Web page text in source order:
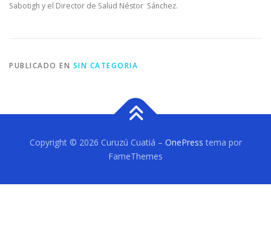
Sabotigh y el Director de Salud Néstor Sánchez.
PUBLICADO EN SIN CATEGORIA
Copyright © 2026 Curuzú Cuatiá – OnePress tema por
FameThemes